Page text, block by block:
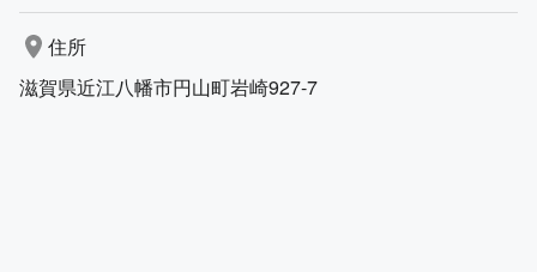
住所
滋賀県近江八幡市円山町岩崎927-7